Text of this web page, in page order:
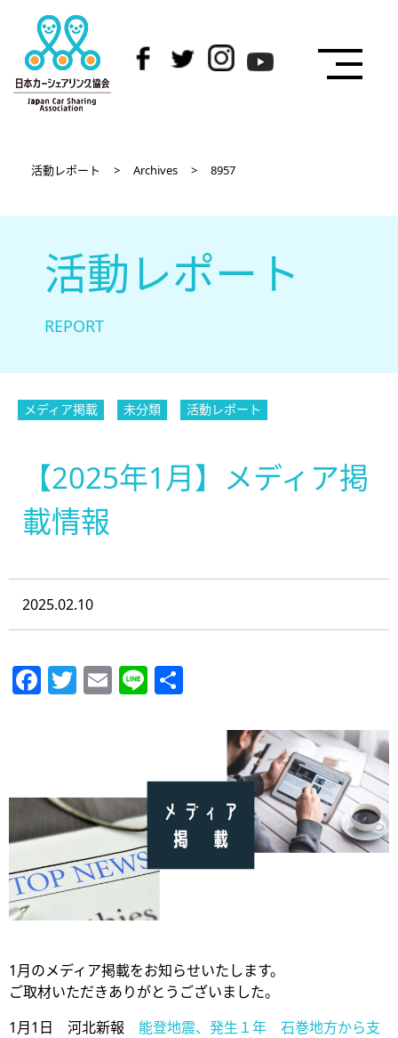
活動レポート > Archives > 8957
活動レポート
REPORT
メディア掲載 未分類 活動レポート
【2025年1月】メディア掲
載情報
2025.02.10
Facebook
Twitter
Email
Line
1月のメディア掲載をお知らせいたします。
ご取材いただきありがとうございました。
1月1日 河北新報 能登地震、発生１年 石巻地方から支